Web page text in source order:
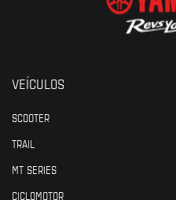
VEÍCULOS
SCOOTER
TRAIL
MT SERIES
CICLOMOTOR